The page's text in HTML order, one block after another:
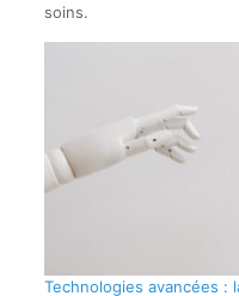
soins.
Technologies avancées :